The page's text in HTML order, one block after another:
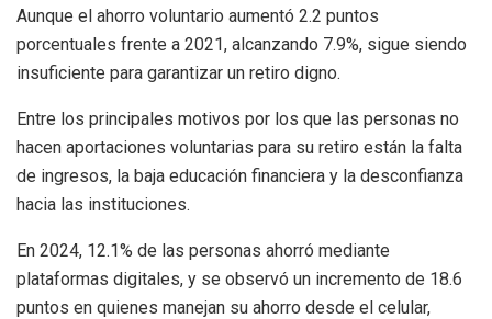
Aunque el ahorro voluntario aumentó 2.2 puntos
porcentuales frente a 2021, alcanzando 7.9%, sigue siendo
insuficiente para garantizar un retiro digno.
Entre los principales motivos por los que las personas no
hacen aportaciones voluntarias para su retiro están la falta
de ingresos, la baja educación financiera y la desconfianza
hacia las instituciones.
En 2024, 12.1% de las personas ahorró mediante
plataformas digitales, y se observó un incremento de 18.6
puntos en quienes manejan su ahorro desde el celular,